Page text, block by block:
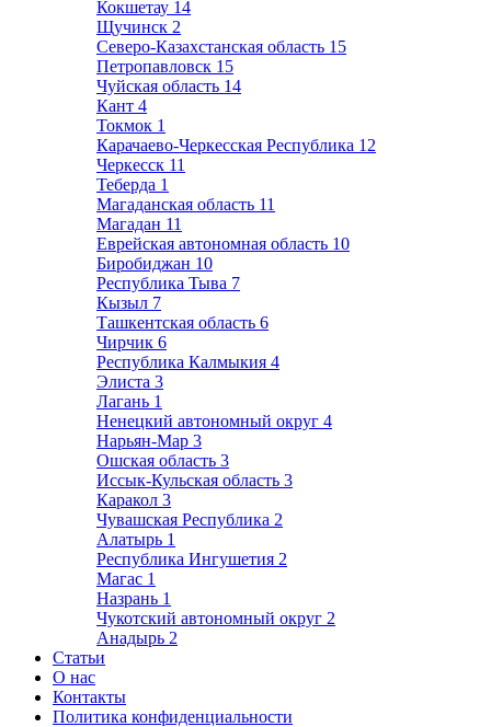
Кокшетау 14
Щучинск 2
Северо-Казахстанская область 15
Петропавловск 15
Чуйская область 14
Кант 4
Токмок 1
Карачаево-Черкесская Республика 12
Черкесск 11
Теберда 1
Магаданская область 11
Магадан 11
Еврейская автономная область 10
Биробиджан 10
Республика Тыва 7
Кызыл 7
Ташкентская область 6
Чирчик 6
Республика Калмыкия 4
Элиста 3
Лагань 1
Ненецкий автономный округ 4
Нарьян-Мар 3
Ошская область 3
Иссык-Кульская область 3
Каракол 3
Чувашская Республика 2
Алатырь 1
Республика Ингушетия 2
Магас 1
Назрань 1
Чукотский автономный округ 2
Анадырь 2
Статьи
О нас
Контакты
Политика конфиденциальности